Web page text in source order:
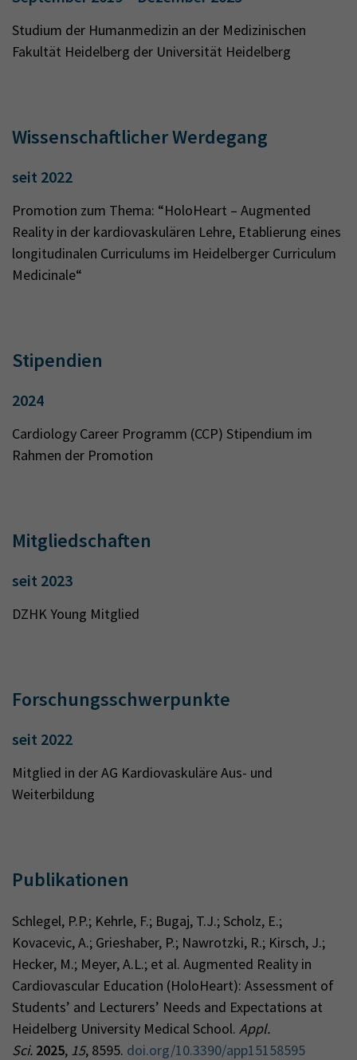
Studium der Humanmedizin an der Medizinischen
Fakultät Heidelberg der Universität Heidelberg
Wissenschaftlicher Werdegang
seit 2022
Promotion zum Thema: “HoloHeart – Augmented
Reality in der kardiovaskulären Lehre, Etablierung eines
longitudinalen Curriculums im Heidelberger Curriculum
Medicinale“
Stipendien
2024
Cardiology Career Programm (CCP) Stipendium im
Rahmen der Promotion
Mitgliedschaften
seit 2023
DZHK Young Mitglied
Forschungsschwerpunkte
seit 2022
Mitglied in der AG Kardiovaskuläre Aus- und
Weiterbildung
Publikationen
Schlegel, P.P.; Kehrle, F.; Bugaj, T.J.; Scholz, E.;
Kovacevic, A.; Grieshaber, P.; Nawrotzki, R.; Kirsch, J.;
Hecker, M.; Meyer, A.L.; et al. Augmented Reality in
Cardiovascular Education (HoloHeart): Assessment of
Students’ and Lecturers’ Needs and Expectations at
Heidelberg University Medical School. Appl.
Sci. 2025, 15, 8595. doi.org/10.3390/app15158595